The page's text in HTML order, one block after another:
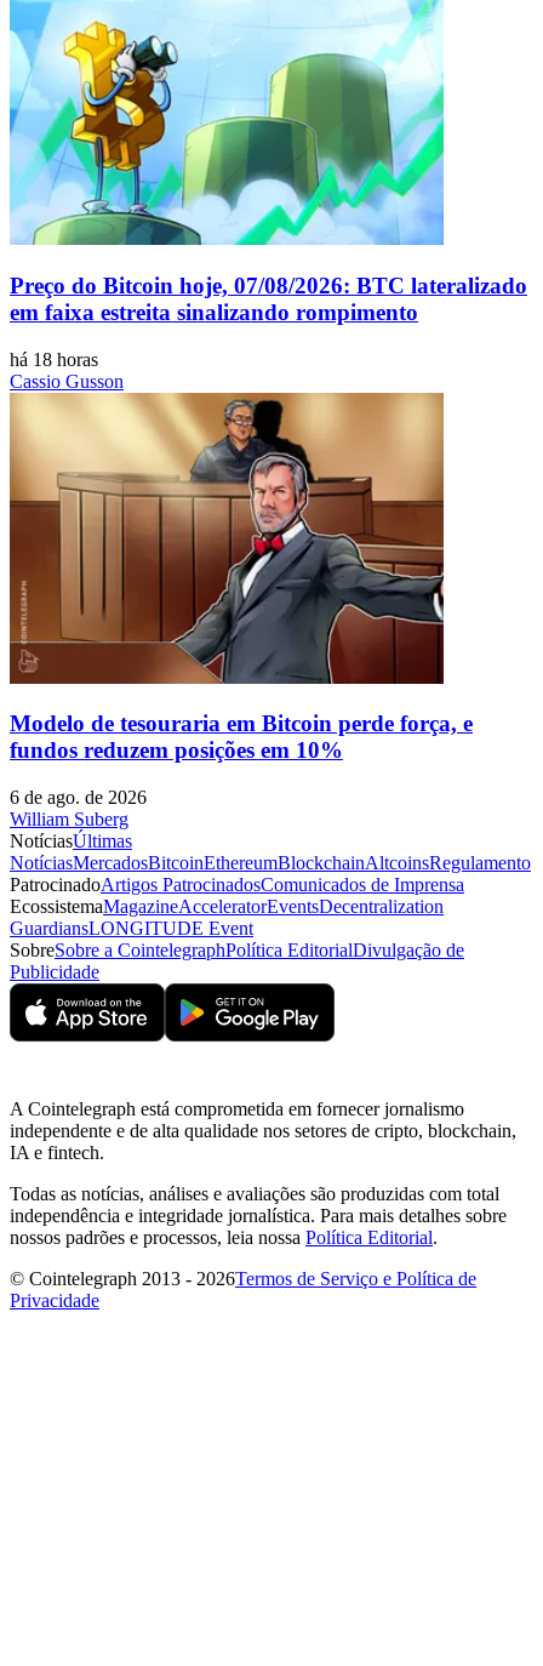
Preço do Bitcoin hoje, 07/08/2026: BTC lateralizado
em faixa estreita sinalizando rompimento
há 18 horas
Cassio Gusson
Modelo de tesouraria em Bitcoin perde força, e
fundos reduzem posições em 10%
6 de ago. de 2026
William Suberg
NotíciasÚltimas
NotíciasMercadosBitcoinEthereumBlockchainAltcoinsRegulamento
PatrocinadoArtigos PatrocinadosComunicados de Imprensa
EcossistemaMagazineAcceleratorEventsDecentralization
GuardiansLONGITUDE Event
SobreSobre a CointelegraphPolítica EditorialDivulgação de
Publicidade
A Cointelegraph está comprometida em fornecer jornalismo
independente e de alta qualidade nos setores de cripto, blockchain,
IA e fintech.
Todas as notícias, análises e avaliações são produzidas com total
independência e integridade jornalística. Para mais detalhes sobre
nossos padrões e processos, leia nossa Política Editorial.
© Cointelegraph 2013 - 2026Termos de Serviço e Política de
Privacidade